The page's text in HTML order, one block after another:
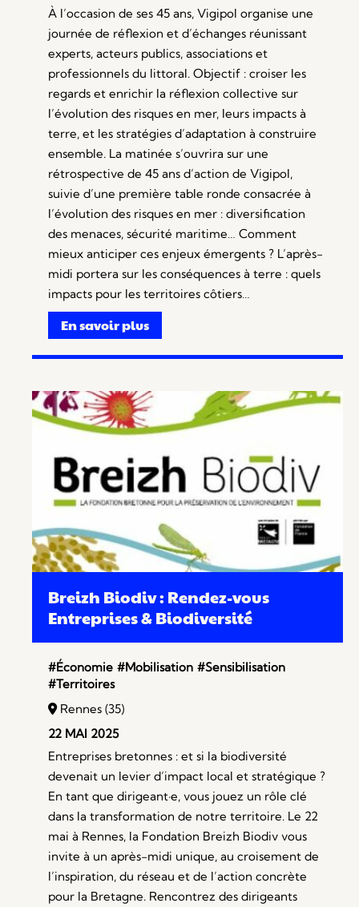
À l’occasion de ses 45 ans, Vigipol organise une
journée de réflexion et d’échanges réunissant
experts, acteurs publics, associations et
professionnels du littoral. Objectif : croiser les
regards et enrichir la réflexion collective sur
l’évolution des risques en mer, leurs impacts à
terre, et les stratégies d’adaptation à construire
ensemble. La matinée s’ouvrira sur une
rétrospective de 45 ans d’action de Vigipol,
suivie d’une première table ronde consacrée à
l’évolution des risques en mer : diversification
des menaces, sécurité maritime… Comment
mieux anticiper ces enjeux émergents ? L’après-
midi portera sur les conséquences à terre : quels
impacts pour les territoires côtiers…
En savoir plus
Breizh Biodiv : Rendez-vous
Entreprises & Biodiversité
#Économie #Mobilisation #Sensibilisation
#Territoires
Rennes (35)
22 MAI 2025
Entreprises bretonnes : et si la biodiversité
devenait un levier d’impact local et stratégique ?
En tant que dirigeant·e, vous jouez un rôle clé
dans la transformation de notre territoire. Le 22
mai à Rennes, la Fondation Breizh Biodiv vous
invite à un après-midi unique, au croisement de
l’inspiration, du réseau et de l’action concrète
pour la Bretagne. Rencontrez des dirigeants